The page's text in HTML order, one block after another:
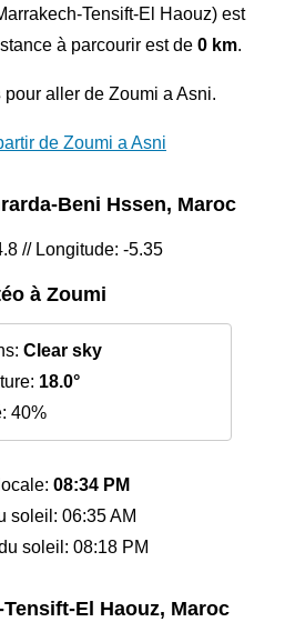
Tensift-El Haouz) est
à parcourir est de 0 km.
pour aller de Zoumi a Asni.
de Zoumi a Asni
Beni Hssen, Maroc
// Longitude: -5.35
à Zoumi
Clear sky
18.0°
40%
08:34 PM
soleil: 06:35 AM
soleil: 08:18 PM
El Haouz, Maroc